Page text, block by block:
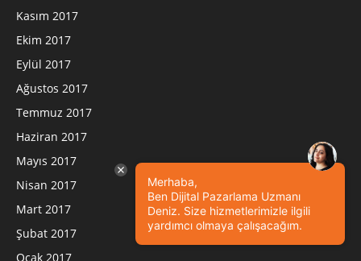
Kasım 2017
Ekim 2017
Eylül 2017
Ağustos 2017
Temmuz 2017
Haziran 2017
Mayıs 2017
Nisan 2017
Mart 2017
Şubat 2017
Ocak 2017
Merhaba,
Ben Dijital Pazarlama Uzmanı
Deniz. Size hizmetlerimizle ilgili
yardımcı olmaya çalışacağım.